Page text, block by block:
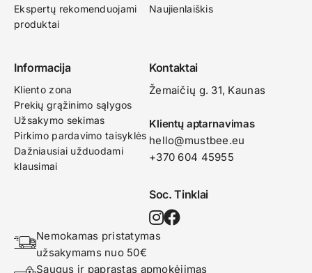
Ekspertų rekomenduojami
produktai
Naujienlaiškis
Informacija
Kliento zona
Prekių grąžinimo sąlygos
Užsakymo sekimas
Pirkimo pardavimo taisyklės
Dažniausiai užduodami
klausimai
Kontaktai
Žemaičių g. 31, Kaunas​
Klientų aptarnavimas
hello@mustbee.eu
+370 604 45955
Soc. Tinklai
Nemokamas pristatymas
užsakymams nuo 50€
Saugus ir paprastas apmokėjimas